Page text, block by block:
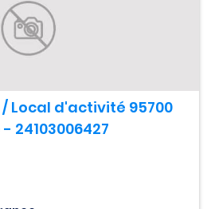
Local d'activité 95700
24103006427